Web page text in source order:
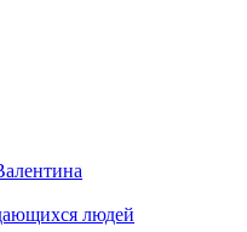
людей